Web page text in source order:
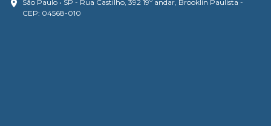
São Paulo • SP - Rua Castilho, 392 19º andar, Brooklin Paulista -
CEP: 04568-010